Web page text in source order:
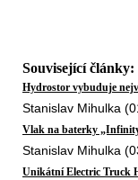
Související články:
Hydrostor vybuduje
Stanislav Mihulka
Vlak na baterky
Stanislav Mihulka
Unikátní Electric Truck